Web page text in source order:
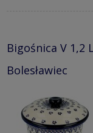
Bigośnica V 1,2
Bolesławiec